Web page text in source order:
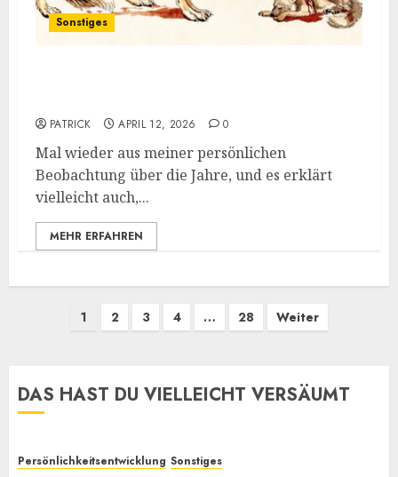
Sonstiges
PATRICK APRIL 12, 2026 0
Mal wieder aus meiner persönlichen
Beobachtung über die Jahre, und es erklärt
vielleicht auch,...
MEHR ERFAHREN
Seitennummerierung
1 2 3 4 … 28 Weiter
DAS HAST DU VIELLEICHT VERSÄUMT
Persönlichkeitsentwicklung Sonstiges